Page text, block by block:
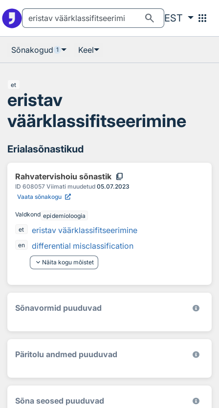
search EST apps
Sõnakogud 1 Keel
et
eristav
väärklassifitseerimine
Erialasõnastikud
Rahvatervishoiu sõnastik content_copy
ID 608057 Viimati muudetud 05.07.2023
Vaata sõnakogu
Valdkond epidemioloogia
et
eristav väärklassifitseerimine
en
differential misclassification
keyboard_arrow_down Näita kogu mõistet
Sõnavormid puuduvad
Päritolu andmed puuduvad
Sõna seosed puuduvad